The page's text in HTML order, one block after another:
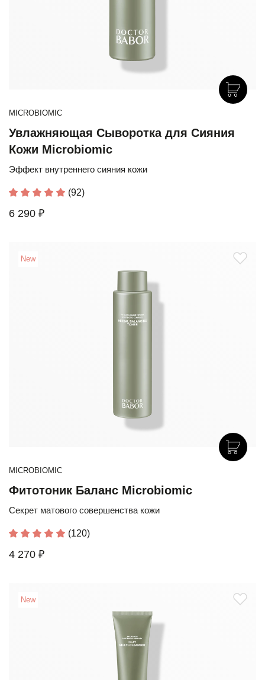
MICROBIOMIC
Увлажняющая Сыворотка для Сияния
Кожи Microbiomic
Эффект внутреннего сияния кожи
(92)
6 290 ₽
New
MICROBIOMIC
Фитотоник Баланс Microbiomic
Секрет матового совершенства кожи
(120)
4 270 ₽
New